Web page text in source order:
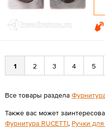
1 2 3 4 5
Все товары раздела
Также вас может
Фурнитура RUCETTI, Ручки